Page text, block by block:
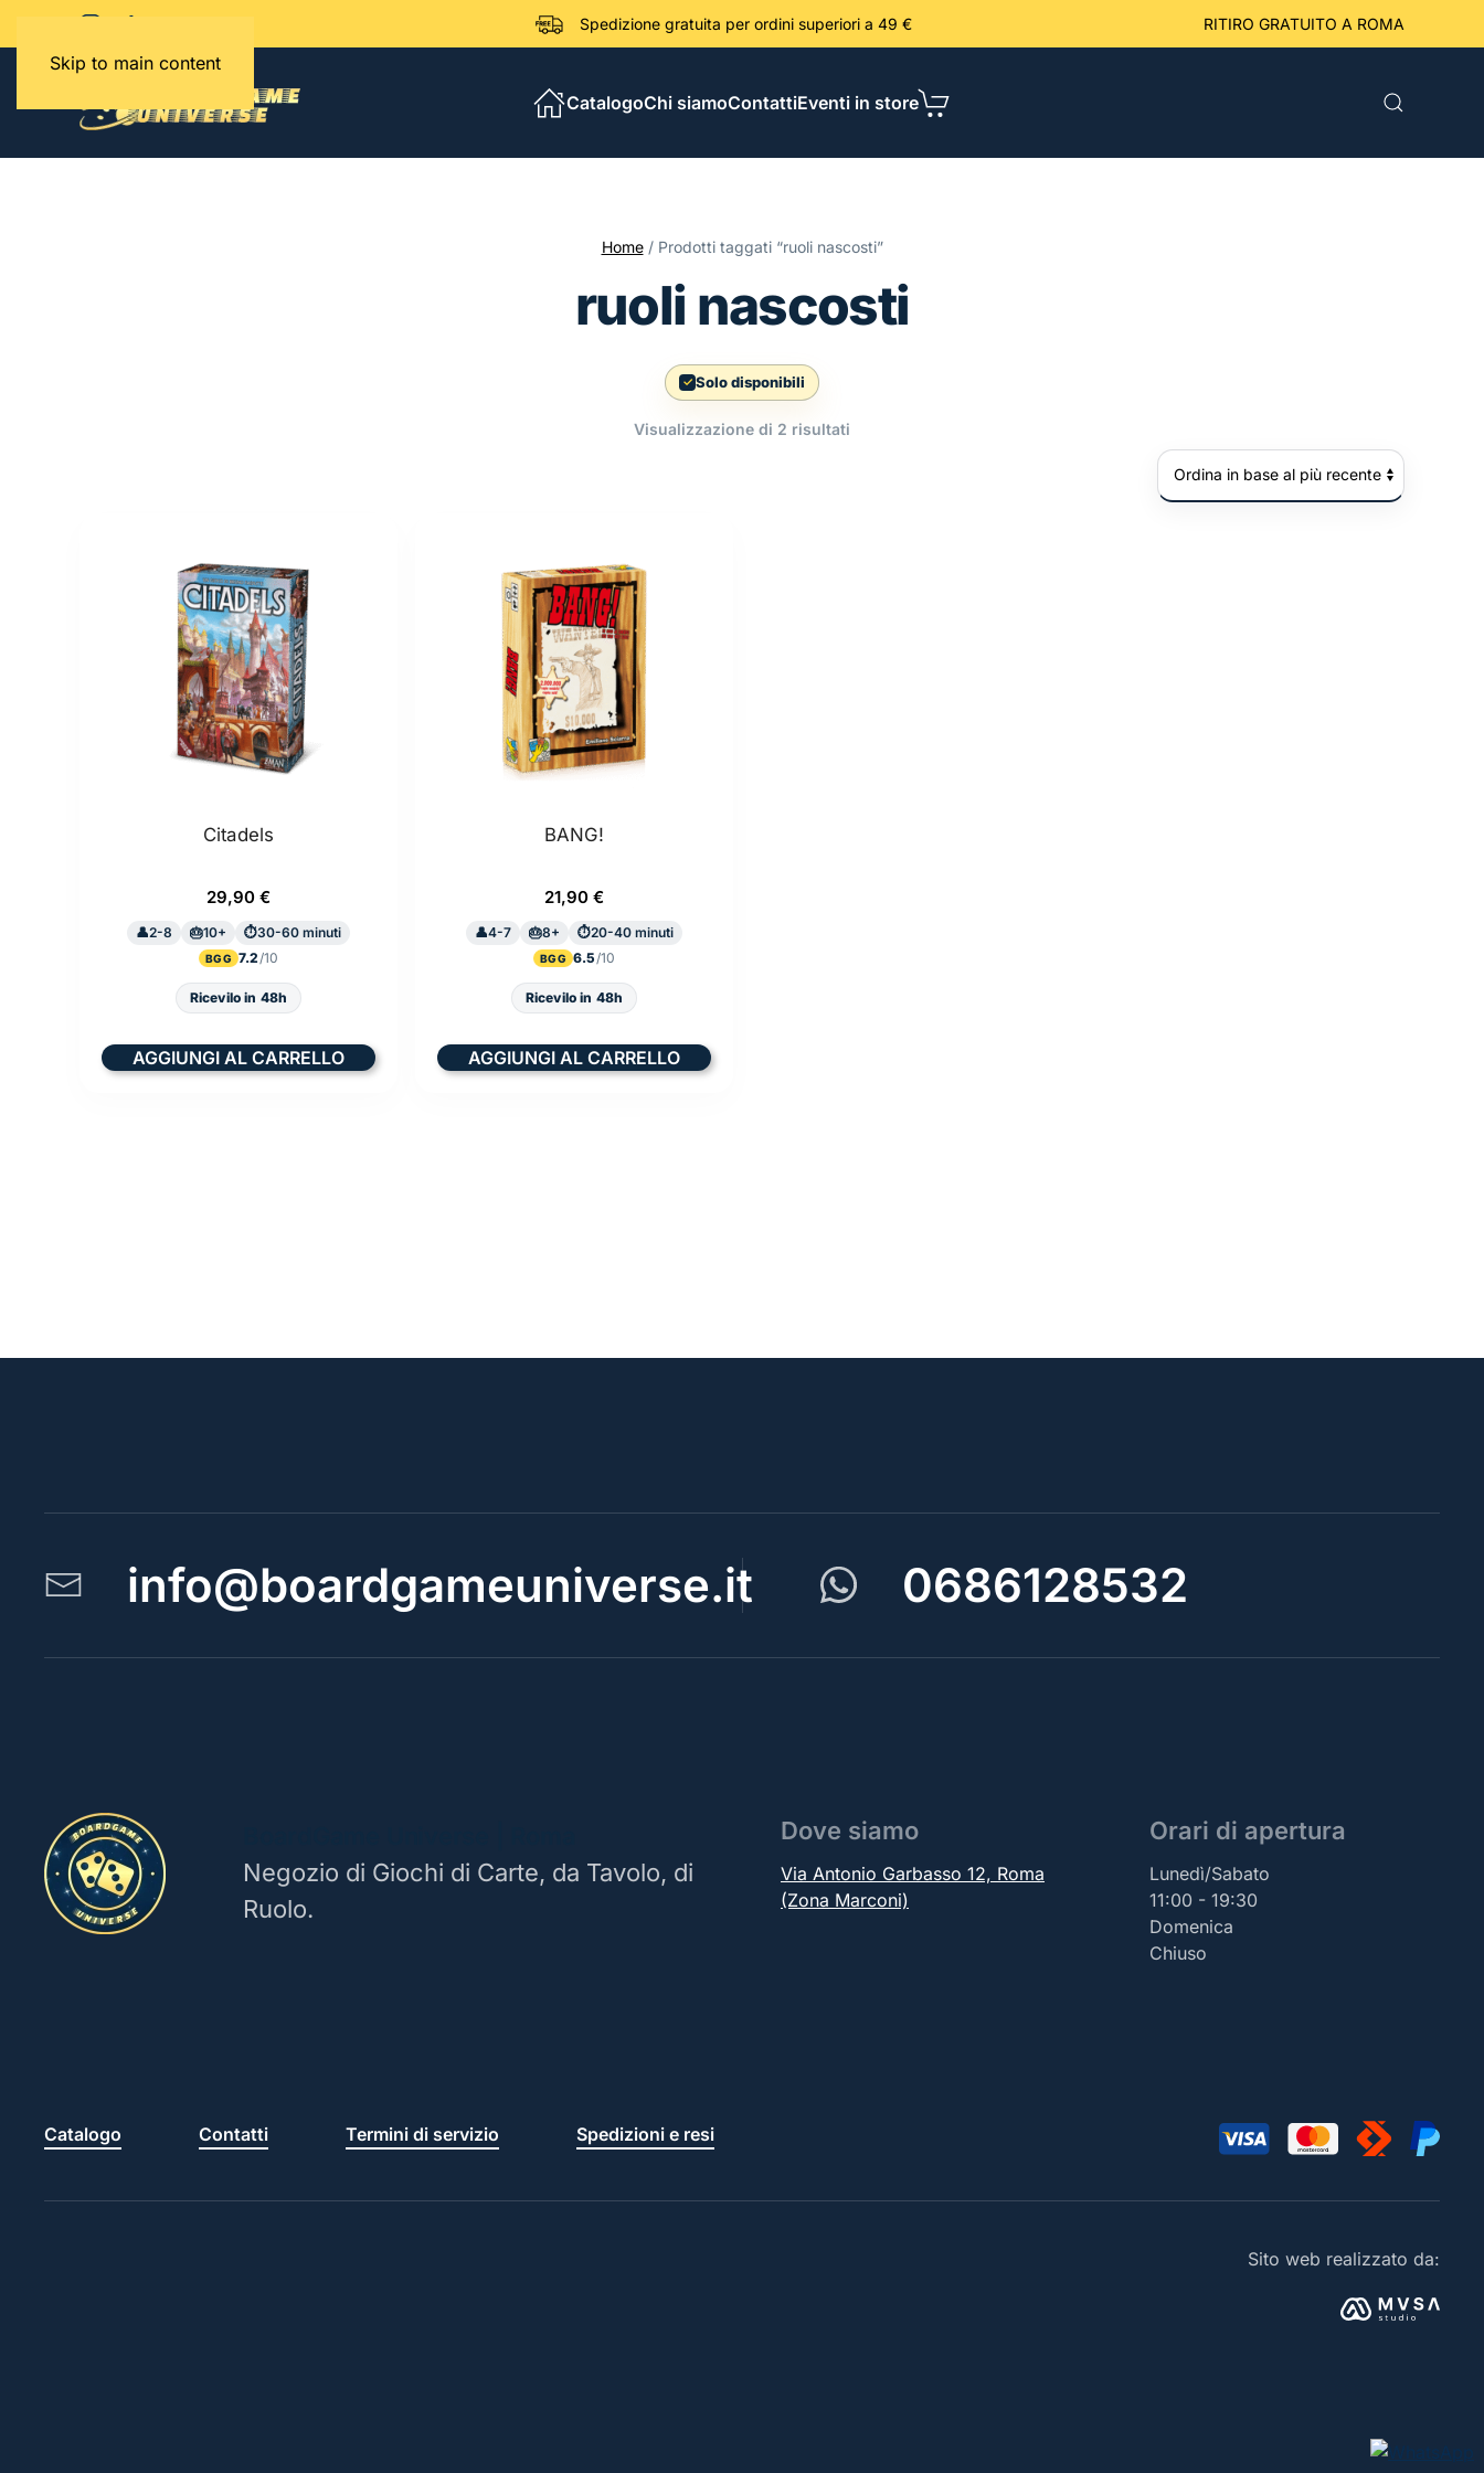
Skip to main content
Spedizione gratuita per ordini superiori a 49 € RITIRO GRATUITO A ROMA
CatalogoChi siamoContattiEventi in store
Home/ Prodotti taggati “ruoli nascosti”
ruoli nascosti
Solo disponibili
Visualizzazione di 2 risultati
Citadels
29,90 €
2-8 10+ 30-60 minuti
BGG 7.2
Ricevilo in 48h
AGGIUNGI AL CARRELLO
BANG!
21,90 €
4-7 8+ 20-40 minuti
BGG 6.5
Ricevilo in 48h
AGGIUNGI AL CARRELLO
info@boardgameuniverse.it 0686128532
Negozio di Giochi di Carte, da Tavolo, di
Ruolo.
Dove siamo
Via Antonio Garbasso 12, Roma
(Zona Marconi)
Orari di apertura
Lunedì/Sabato
11:00 - 19:30
Domenica
Chiuso
Catalogo Contatti Termini di servizio Spedizioni e resi
Sito web realizzato da: